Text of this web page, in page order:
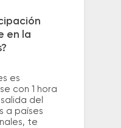
en la
es
con 1 hora
del
a países
te